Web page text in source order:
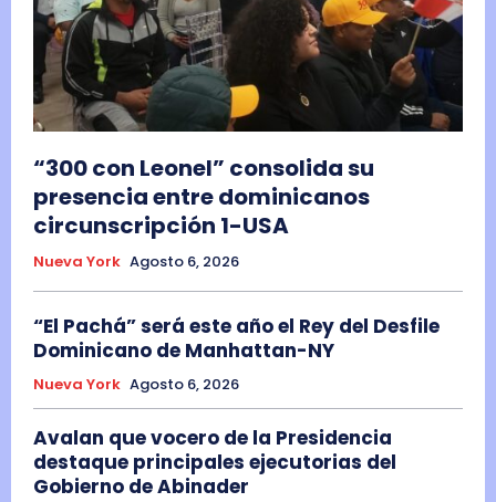
“300 con Leonel” consolida su
presencia entre dominicanos
circunscripción 1-USA
Nueva York Agosto 6, 2026
“El Pachá” será este año el Rey del Desfile
Dominicano de Manhattan-NY
Nueva York Agosto 6, 2026
Avalan que vocero de la Presidencia
destaque principales ejecutorias del
Gobierno de Abinader